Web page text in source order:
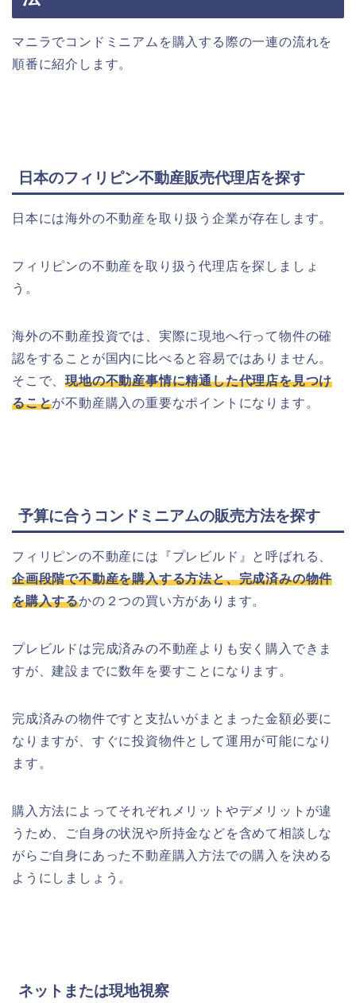
マニラでコンドミニアムを購入する際の一連の流れを
順番に紹介します。
日本のフィリピン不動産販売代理店を探す
日本には海外の不動産を取り扱う企業が存在します。
フィリピンの不動産を取り扱う代理店を探しましょ
う。
海外の不動産投資では、実際に現地へ行って物件の確
認をすることが国内に比べると容易ではありません。
そこで、現地の不動産事情に精通した代理店を見つけ
ることが不動産購入の重要なポイントになります。
予算に合うコンドミニアムの販売方法を探す
フィリピンの不動産には『プレビルド』と呼ばれる、
企画段階で不動産を購入する方法と、完成済みの物件
を購入するかの２つの買い方があります。
プレビルドは完成済みの不動産よりも安く購入できま
すが、建設までに数年を要すことになります。
完成済みの物件ですと支払いがまとまった金額必要に
なりますが、すぐに投資物件として運用が可能になり
ます。
購入方法によってそれぞれメリットやデメリットが違
うため、ご自身の状況や所持金などを含めて相談しな
がらご自身にあった不動産購入方法での購入を決める
ようにしましょう。
ネットまたは現地視察